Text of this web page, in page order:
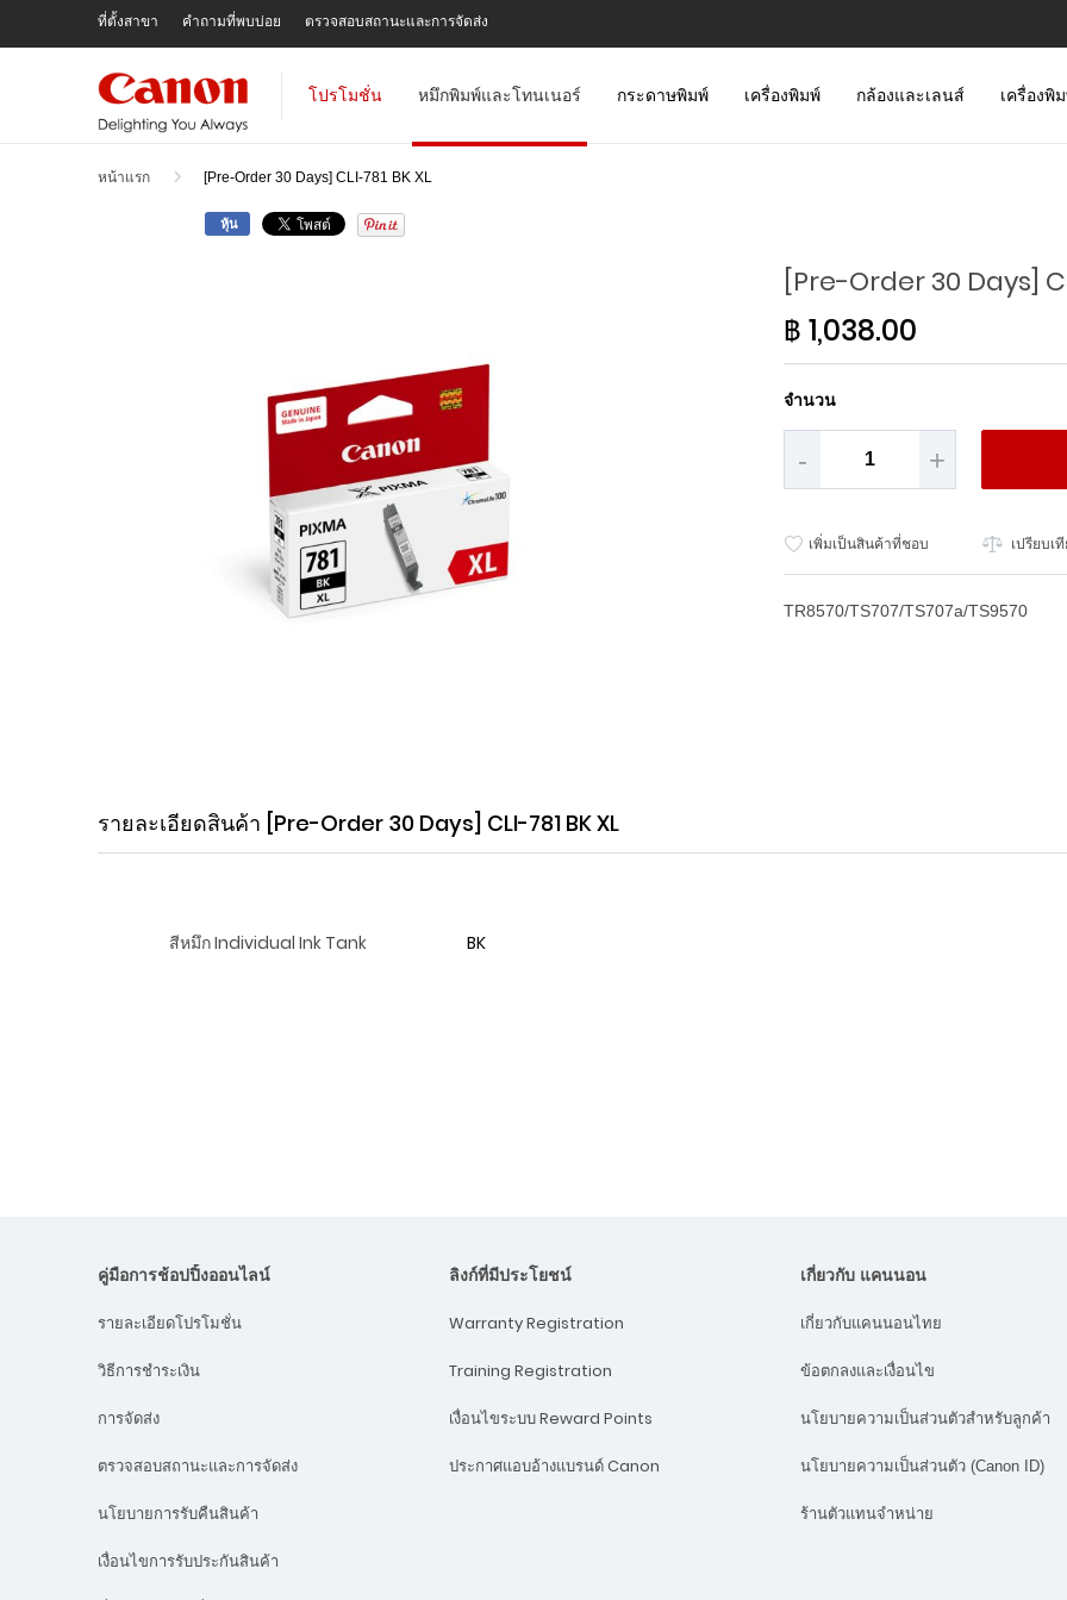
Skip
ที่ตั้งสาขา คำถามที่พบบ่อย ตรวจสอบสถานะและการจัดส่ง
โปรโมชั่น หมึกพิมพ์และโทนเนอร์ กระดาษพิมพ์ เครื่องพิมพ์ กล้องและเลนส์ เครื่องพิ
หน้าแรก [Pre-Order 30 Days] CLI-781 BK XL
หุ้น
[Pre-Order 30 Days]
฿ 1,038.00
จำนวน
- +
เพิ่มเป็นสินค้าที่ชอบ เปรียบเ
TR8570/TS707/TS707a/TS9570
of
the
รายละเอียดสินค้า [Pre-Order 30 Days] CLI-781 BK XL
สีหมึก Individual Ink Tank BK
คู่มือการช้อปปิ้งออนไลน์
รายละเอียดโปรโมชั่น
วิธีการชำระเงิน
การจัดส่ง
ตรวจสอบสถานะและการจัดส่ง
นโยบายการรับคืนสินค้า
เงื่อนไขการรับประกันสินค้า
ลิงก์ที่มีประโยชน์
Warranty Registration
Training Registration
เงื่อนไขระบบ Reward Points
ประกาศแอบอ้างแบรนด์ Canon
เกี่ยวกับ แคนนอน
เกี่ยวกับแคนนอนไทย
ข้อตกลงและเงื่อนไข
นโยบายความเป็นส่วนตัวสำหรับลูกค้า
นโยบายความเป็นส่วนตัว (Canon ID)
ร้านตัวแทนจำหน่าย